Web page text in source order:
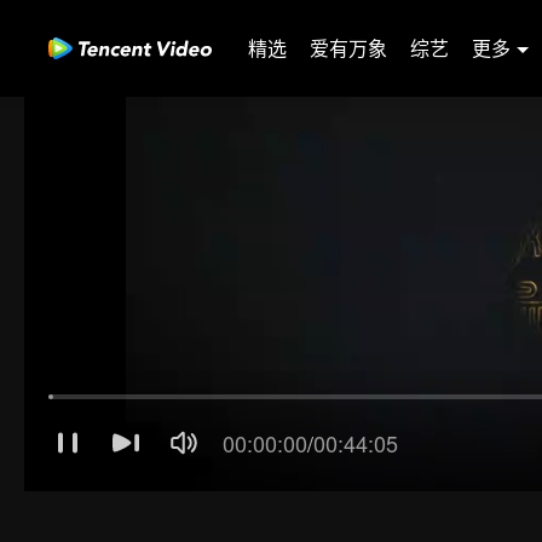
精选 爱有万象 综艺 更多